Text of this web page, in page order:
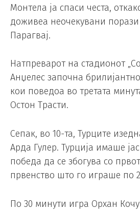
Монтела ја спаси честа,
доживеа неочекувани порази
Парагвај.
Натпреварот на стадионот
Анџелес започна
кои поведоа во третата
Остон Трасти.
Сепак, во 10-та, Турците
Арда Гулер. Турција имаше
победа да се збогува со
првенство што го играше по
По 30 минути игра Орхан